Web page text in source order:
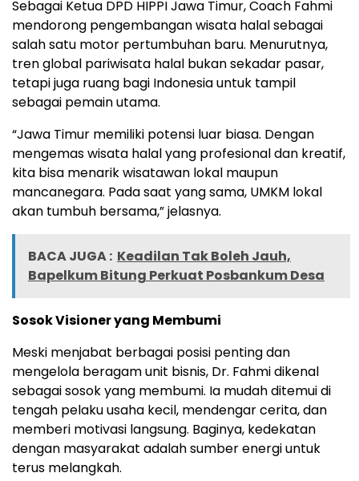
Sebagai Ketua DPD HIPPI Jawa Timur, Coach Fahmi
mendorong pengembangan wisata halal sebagai
salah satu motor pertumbuhan baru. Menurutnya,
tren global pariwisata halal bukan sekadar pasar,
tetapi juga ruang bagi Indonesia untuk tampil
sebagai pemain utama.
“Jawa Timur memiliki potensi luar biasa. Dengan
mengemas wisata halal yang profesional dan kreatif,
kita bisa menarik wisatawan lokal maupun
mancanegara. Pada saat yang sama, UMKM lokal
akan tumbuh bersama,” jelasnya.
BACA JUGA : Keadilan Tak Boleh Jauh,
Bapelkum Bitung Perkuat Posbankum Desa
Sosok Visioner yang Membumi
Meski menjabat berbagai posisi penting dan
mengelola beragam unit bisnis, Dr. Fahmi dikenal
sebagai sosok yang membumi. Ia mudah ditemui di
tengah pelaku usaha kecil, mendengar cerita, dan
memberi motivasi langsung. Baginya, kedekatan
dengan masyarakat adalah sumber energi untuk
terus melangkah.